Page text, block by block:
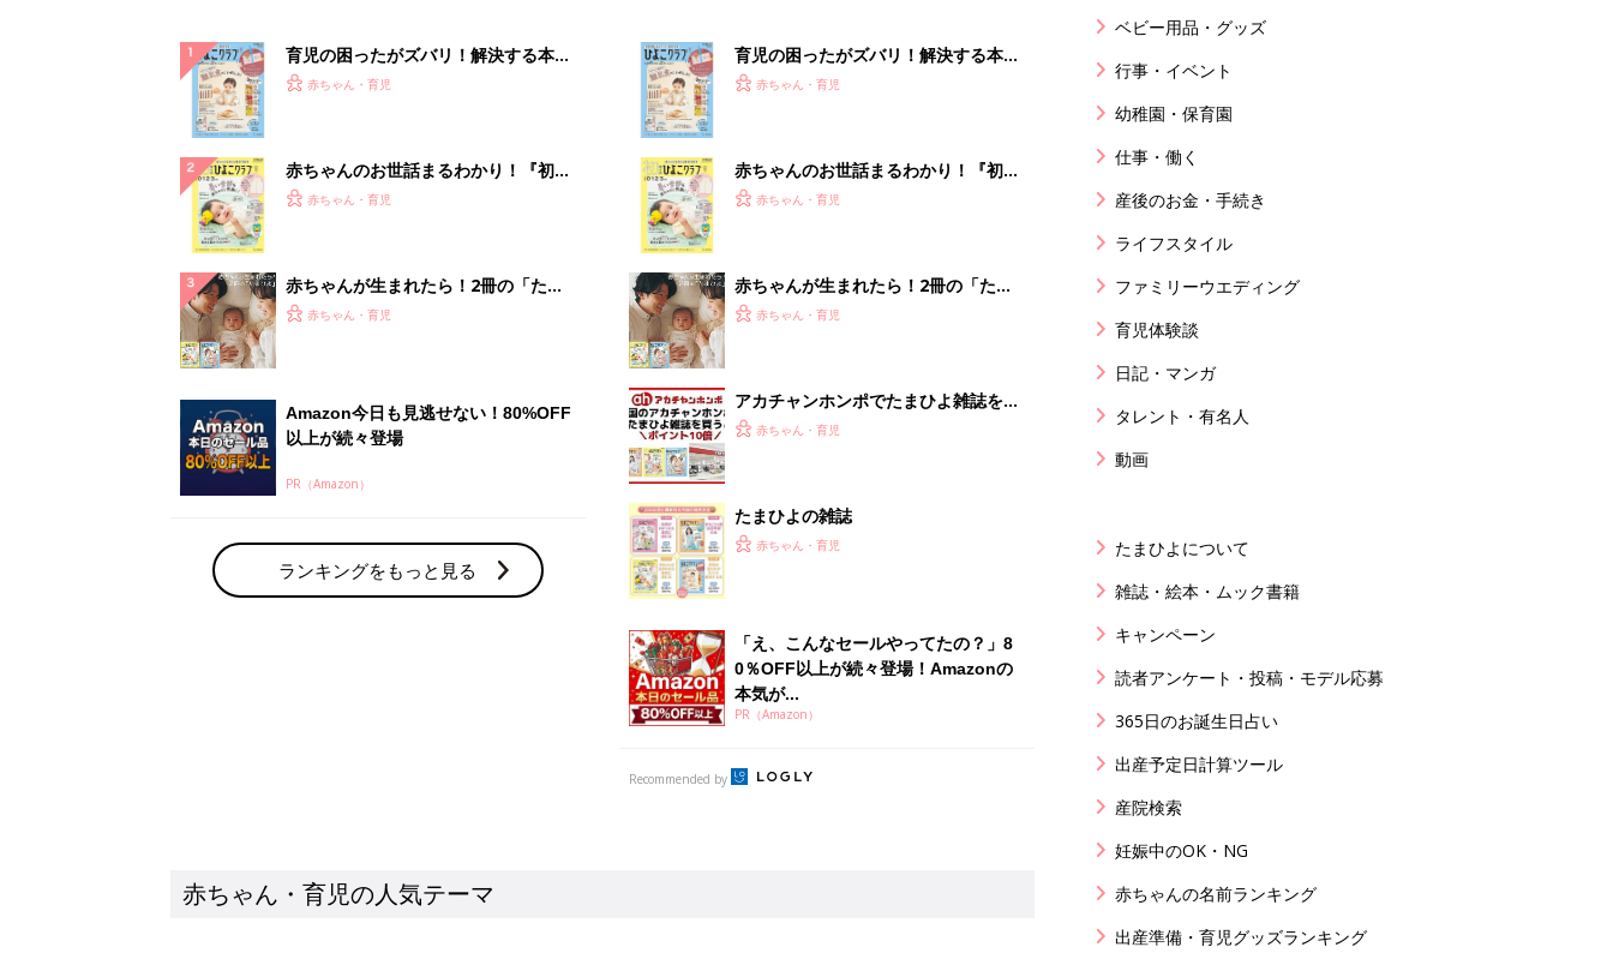
育児の困ったがズバリ！解決する本
『ひよこクラブ 秋号』 4カ月～2才
赤ちゃん・育児
赤ちゃんのお世話まるわかり！『初め
てのひよこクラブ 夏号』〈巻頭大特
赤ちゃん・育児
赤ちゃんが生まれたら！2冊の「たま
ひよ」
赤ちゃん・育児
Amazon今日も見逃せない！80%OFF
以上が続々登場
PR（Amazon）
ランキングをもっと見る
育児の困ったがズバリ！解決する本
『ひよこクラブ 秋号』 4カ月～2才
赤ちゃん・育児
赤ちゃんのお世話まるわかり！『初め
てのひよこクラブ 夏号』〈巻頭大特
赤ちゃん・育児
赤ちゃんが生まれたら！2冊の「たま
ひよ」
赤ちゃん・育児
アカチャンホンポでたまひよ雑誌を買
うとポイント10倍【期間限定】
赤ちゃん・育児
たまひよの雑誌
赤ちゃん・育児
「え、こんなセールやってたの？」8
0％OFF以上が続々登場！Amazonの
本気が...
PR（Amazon）
Recommended by
赤ちゃん・育児の人気テーマ
ベビー用品・グッズ
行事・イベント
幼稚園・保育園
仕事・働く
産後のお金・手続き
ライフスタイル
ファミリーウエディング
育児体験談
日記・マンガ
タレント・有名人
動画
たまひよについて
雑誌・絵本・ムック書籍
キャンペーン
読者アンケート・投稿・モデル応募
365日のお誕生日占い
出産予定日計算ツール
産院検索
妊娠中のOK・NG
赤ちゃんの名前ランキング
出産準備・育児グッズランキング